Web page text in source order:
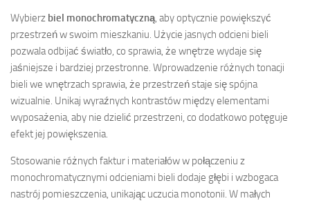
Wybierz biel monochromatyczną , aby optycznie powiększyć
przestrzeń w swoim mieszkaniu. Użycie jasnych odcieni bieli
pozwala odbijać światło, co sprawia, że wnętrze wydaje się
jaśniejsze i bardziej przestronne. Wprowadzenie różnych tonacji
bieli we wnętrzach sprawia, że przestrzeń staje się spójna
wizualnie. Unikaj wyraźnych kontrastów między elementami
wyposażenia, aby nie dzielić przestrzeni, co dodatkowo potęguje
efekt jej powiększenia.
Stosowanie różnych faktur i materiałów w połączeniu z
monochromatycznymi odcieniami bieli dodaje głębi i wzbogaca
nastrój pomieszczenia, unikając uczucia monotonii. W małych